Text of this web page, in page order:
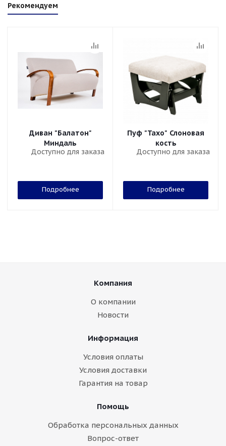
Рекомендуем
Диван "Балатон"
Миндаль
Доступно для заказа
Подробнее
Пуф "Тахо" Слоновая
кость
Доступно для заказа
Подробнее
Компания
О компании
Новости
Информация
Условия оплаты
Условия доставки
Гарантия на товар
Помощь
Обработка персональных данных
Вопрос-ответ